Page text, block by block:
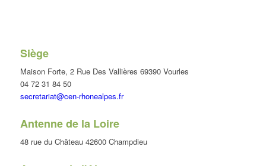
Siège
Maison Forte, 2 Rue Des Vallières 69390 Vourles
04 72 31 84 50
secretariat@cen-rhonealpes.fr
Antenne de la Loire
48 rue du Château 42600 Champdieu